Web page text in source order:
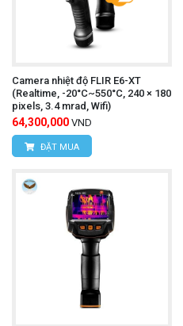
Camera nhiệt độ FLIR E6-XT
(Realtime, -20°C~550°C, 240 × 180
pixels, 3.4 mrad, Wifi)
64,300,000 VND
ĐẶT MUA